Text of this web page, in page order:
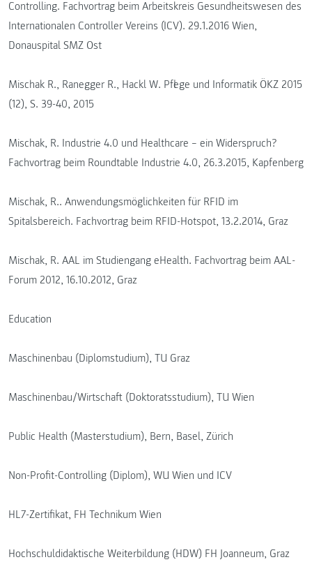
Controlling. Fachvortrag beim Arbeitskreis Gesundheitswesen des
Internationalen Controller Vereins (ICV). 29.1.2016 Wien,
Donauspital SMZ Ost
Mischak R., Ranegger R., Hackl W. Pflege und Informatik ÖKZ 2015
(12), S. 39-40, 2015
Mischak, R. Industrie 4.0 und Healthcare – ein Widerspruch?
Fachvortrag beim Roundtable Industrie 4.0, 26.3.2015, Kapfenberg
Mischak, R.. Anwendungsmöglichkeiten für RFID im
Spitalsbereich. Fachvortrag beim RFID-Hotspot, 13.2.2014, Graz
Mischak, R. AAL im Studiengang eHealth. Fachvortrag beim AAL-
Forum 2012, 16.10.2012, Graz
Education
Maschinenbau (Diplomstudium), TU Graz
Maschinenbau/Wirtschaft (Doktoratsstudium), TU Wien
Public Health (Masterstudium), Bern, Basel, Zürich
Non-Profit-Controlling (Diplom), WU Wien und ICV
HL7-Zertifikat, FH Technikum Wien
Hochschuldidaktische Weiterbildung (HDW) FH Joanneum, Graz